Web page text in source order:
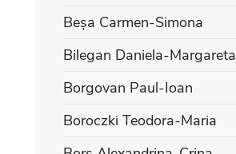
Beșa Carmen-Simona
Bilegan Daniela-Margareta
Borgovan Paul-Ioan
Boroczki Teodora-Maria